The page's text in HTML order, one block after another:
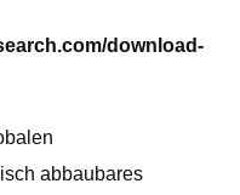
download-
abbaubares